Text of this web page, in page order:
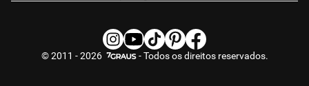
© 2011 - 2026 - Todos os direitos reservados.